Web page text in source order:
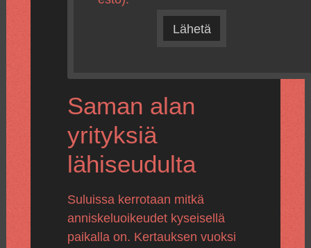
Lähetä
Saman alan
yrityksiä
lähiseudulta
Suluissa kerrotaan mitkä
anniskeluoikeudet kyseisellä
paikalla on. Kertauksen vuoksi